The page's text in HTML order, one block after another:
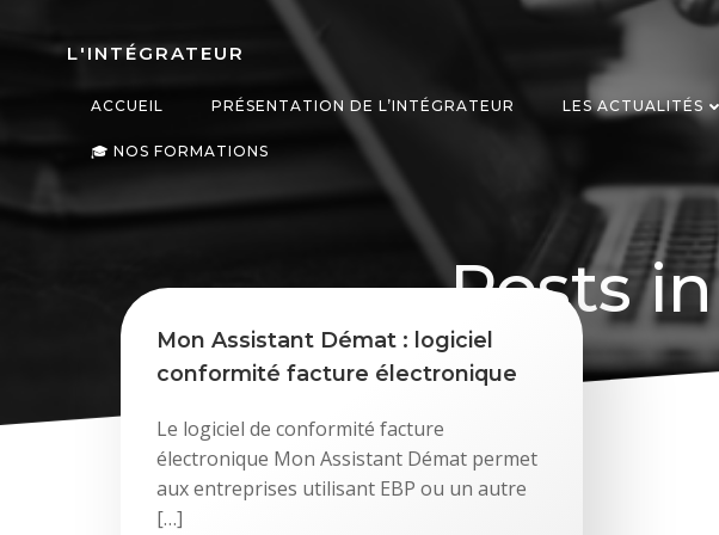
L'INTÉGRATEUR
ACCUEIL PRÉSENTATION DE L’INTÉGRATEUR LES ACTUALITÉS
🎓 NOS FORMATIONS
Posts
Mon Assistant Démat : logiciel
conformité facture électronique
Le logiciel de conformité facture
électronique Mon Assistant Démat permet
aux entreprises utilisant EBP ou un autre
[…]